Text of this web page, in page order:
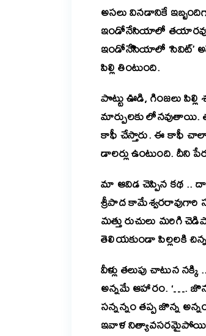
అసలు వినడానికే
ఇండోనేసియాలో
ఇండోనేిసియాలో ‘సివిట్’
పిల్లి తింటుంది.
పొట్టు ఊడి, గింజలు
మార్పులకు లోనవుతాయి.
కాఫీ చేస్తారు. ఈ కాఫీ చాలా
డాలర్లు ఉంటుంది. దీని
మా ఆవిడ చెప్పిన కథ ..
శ్రీపాద కామేశ్వరరావుగారి
మత్తు రుచులు మరిగి
తెలియకుండా పిల్లలకి
వీళ్లు తలుపు చాటున
అన్నమే ఆహారం. ‘….
సన్నన్నం తప్ప జొన్న
ఇవాళ